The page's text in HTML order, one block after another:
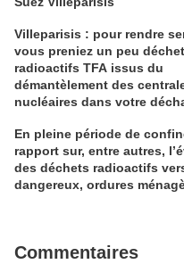
Villeparisis : pour rendre
vous preniez un peu
radioactifs TFA issus du
démantèlement des
nucléaires dans votre
En pleine période de
rapport sur, entre autres,
des déchets radioactifs
dangereux, ordures
Commentaires